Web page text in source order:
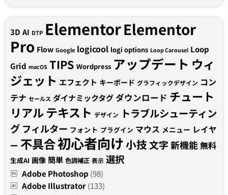
3D AI DTP ElementorElementor
Pro Flow Google logicool logi options Loop Carousel Loop
Grid macOS TIPS Wordpress アップデート ウィ
ジェット エフェクト キーボード グラフィックデザイン コン
テナ セールス ダイナミックタグダウンロード チュート
リアルテキスト デザイン トラブルシューティン
グ フィルター フォント プラグイン マウス メニュー レイヤ
ー 不具合初心者向け小技文字新機能無料
生成AI 画像 簡単 色調補正 表示 選択
Adobe Photoshop (98)
Adobe Illustrator(133)